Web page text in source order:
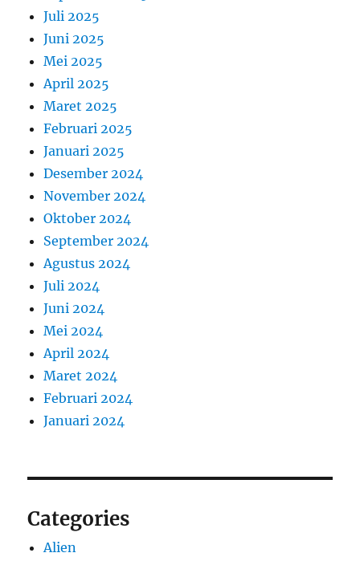
Juli 2025
Juni 2025
Mei 2025
April 2025
Maret 2025
Februari 2025
Januari 2025
Desember 2024
November 2024
Oktober 2024
September 2024
Agustus 2024
Juli 2024
Juni 2024
Mei 2024
April 2024
Maret 2024
Februari 2024
Januari 2024
Categories
Alien